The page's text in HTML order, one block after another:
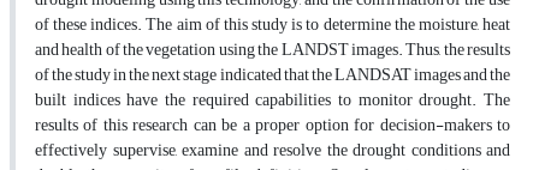
of these indices. The aim of this study is to determine the moisture, heat
and health of the vegetation using the LANDST images. Thus, the results
of the study in the next stage indicated that the LANDSAT images and the
built indices have the required capabilities to monitor drought. The
results of this research can be a proper option for decision-makers to
effectively supervise, examine and resolve the drought conditions and